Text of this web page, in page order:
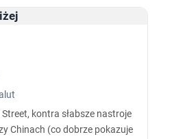
kontra słabsze nastroje
Chinach (co dobrze pokazuje